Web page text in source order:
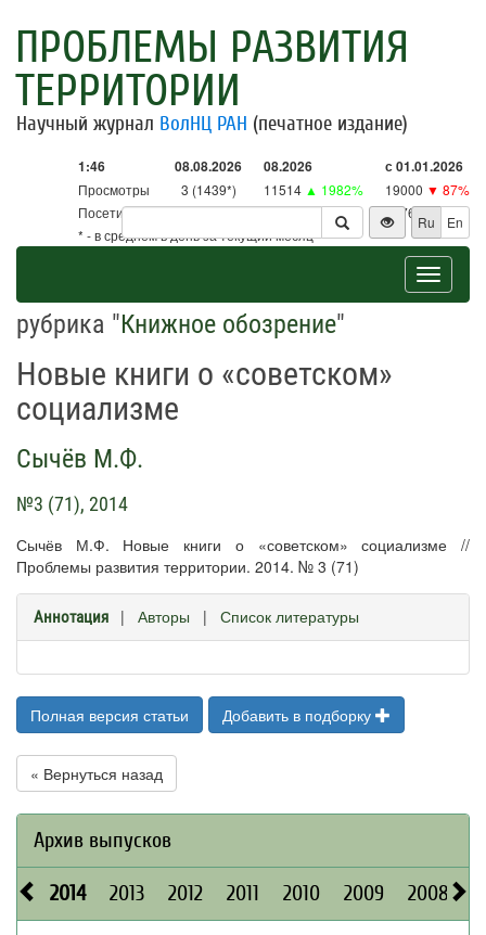
ПРОБЛЕМЫ РАЗВИТИЯ
ТЕРРИТОРИИ
Научный журнал ВолНЦ РАН (печатное издание)
1:46 08.08.2026 08.2026 с 01.01.2026
Просмотры 3 (1439*) 11514 ▲ 1982% 19000 ▼ 87%
Посетители
3 (1413*) 11302▲ 2650% 18761▼ 86%
* - в среднем в день за текущий месяц
Ru En
Toggle
рубрика "Книжное обозрение"
Новые книги о «советском»
социализме
Сычёв М.Ф.
№3 (71), 2014
Сычёв М.Ф. Новые книги о «советском» социализме //
Проблемы развития территории. 2014. № 3 (71)
Аннотация | Авторы | Список литературы
Полная версия статьи Добавить в подборку
« Вернуться назад
Архив выпусков
2014 2013 2012 2011 2010 2009 2008